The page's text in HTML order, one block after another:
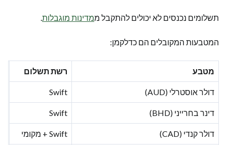
תשלומים נכנסים לא יכולים להתקבל ממדינות מוגבלות.
המטבעות המקובלים הם כדלקמן:
מטבע רשת תשלום
דולר אוסטרלי (AUD) Swift
דינר בחרייני (BHD) Swift
דולר קנדי (CAD) Swift + מקומי